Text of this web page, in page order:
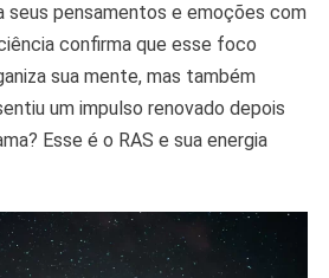
seus pensamentos e emoções com
confirma que esse foco
sua mente, mas também
um impulso renovado depois
Esse é o RAS e sua energia